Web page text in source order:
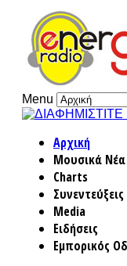
Menu
Αρχική
Μουσικά Νέα
Charts
Συνεντεύξεις
Media
Ειδήσεις
Εμπορικός